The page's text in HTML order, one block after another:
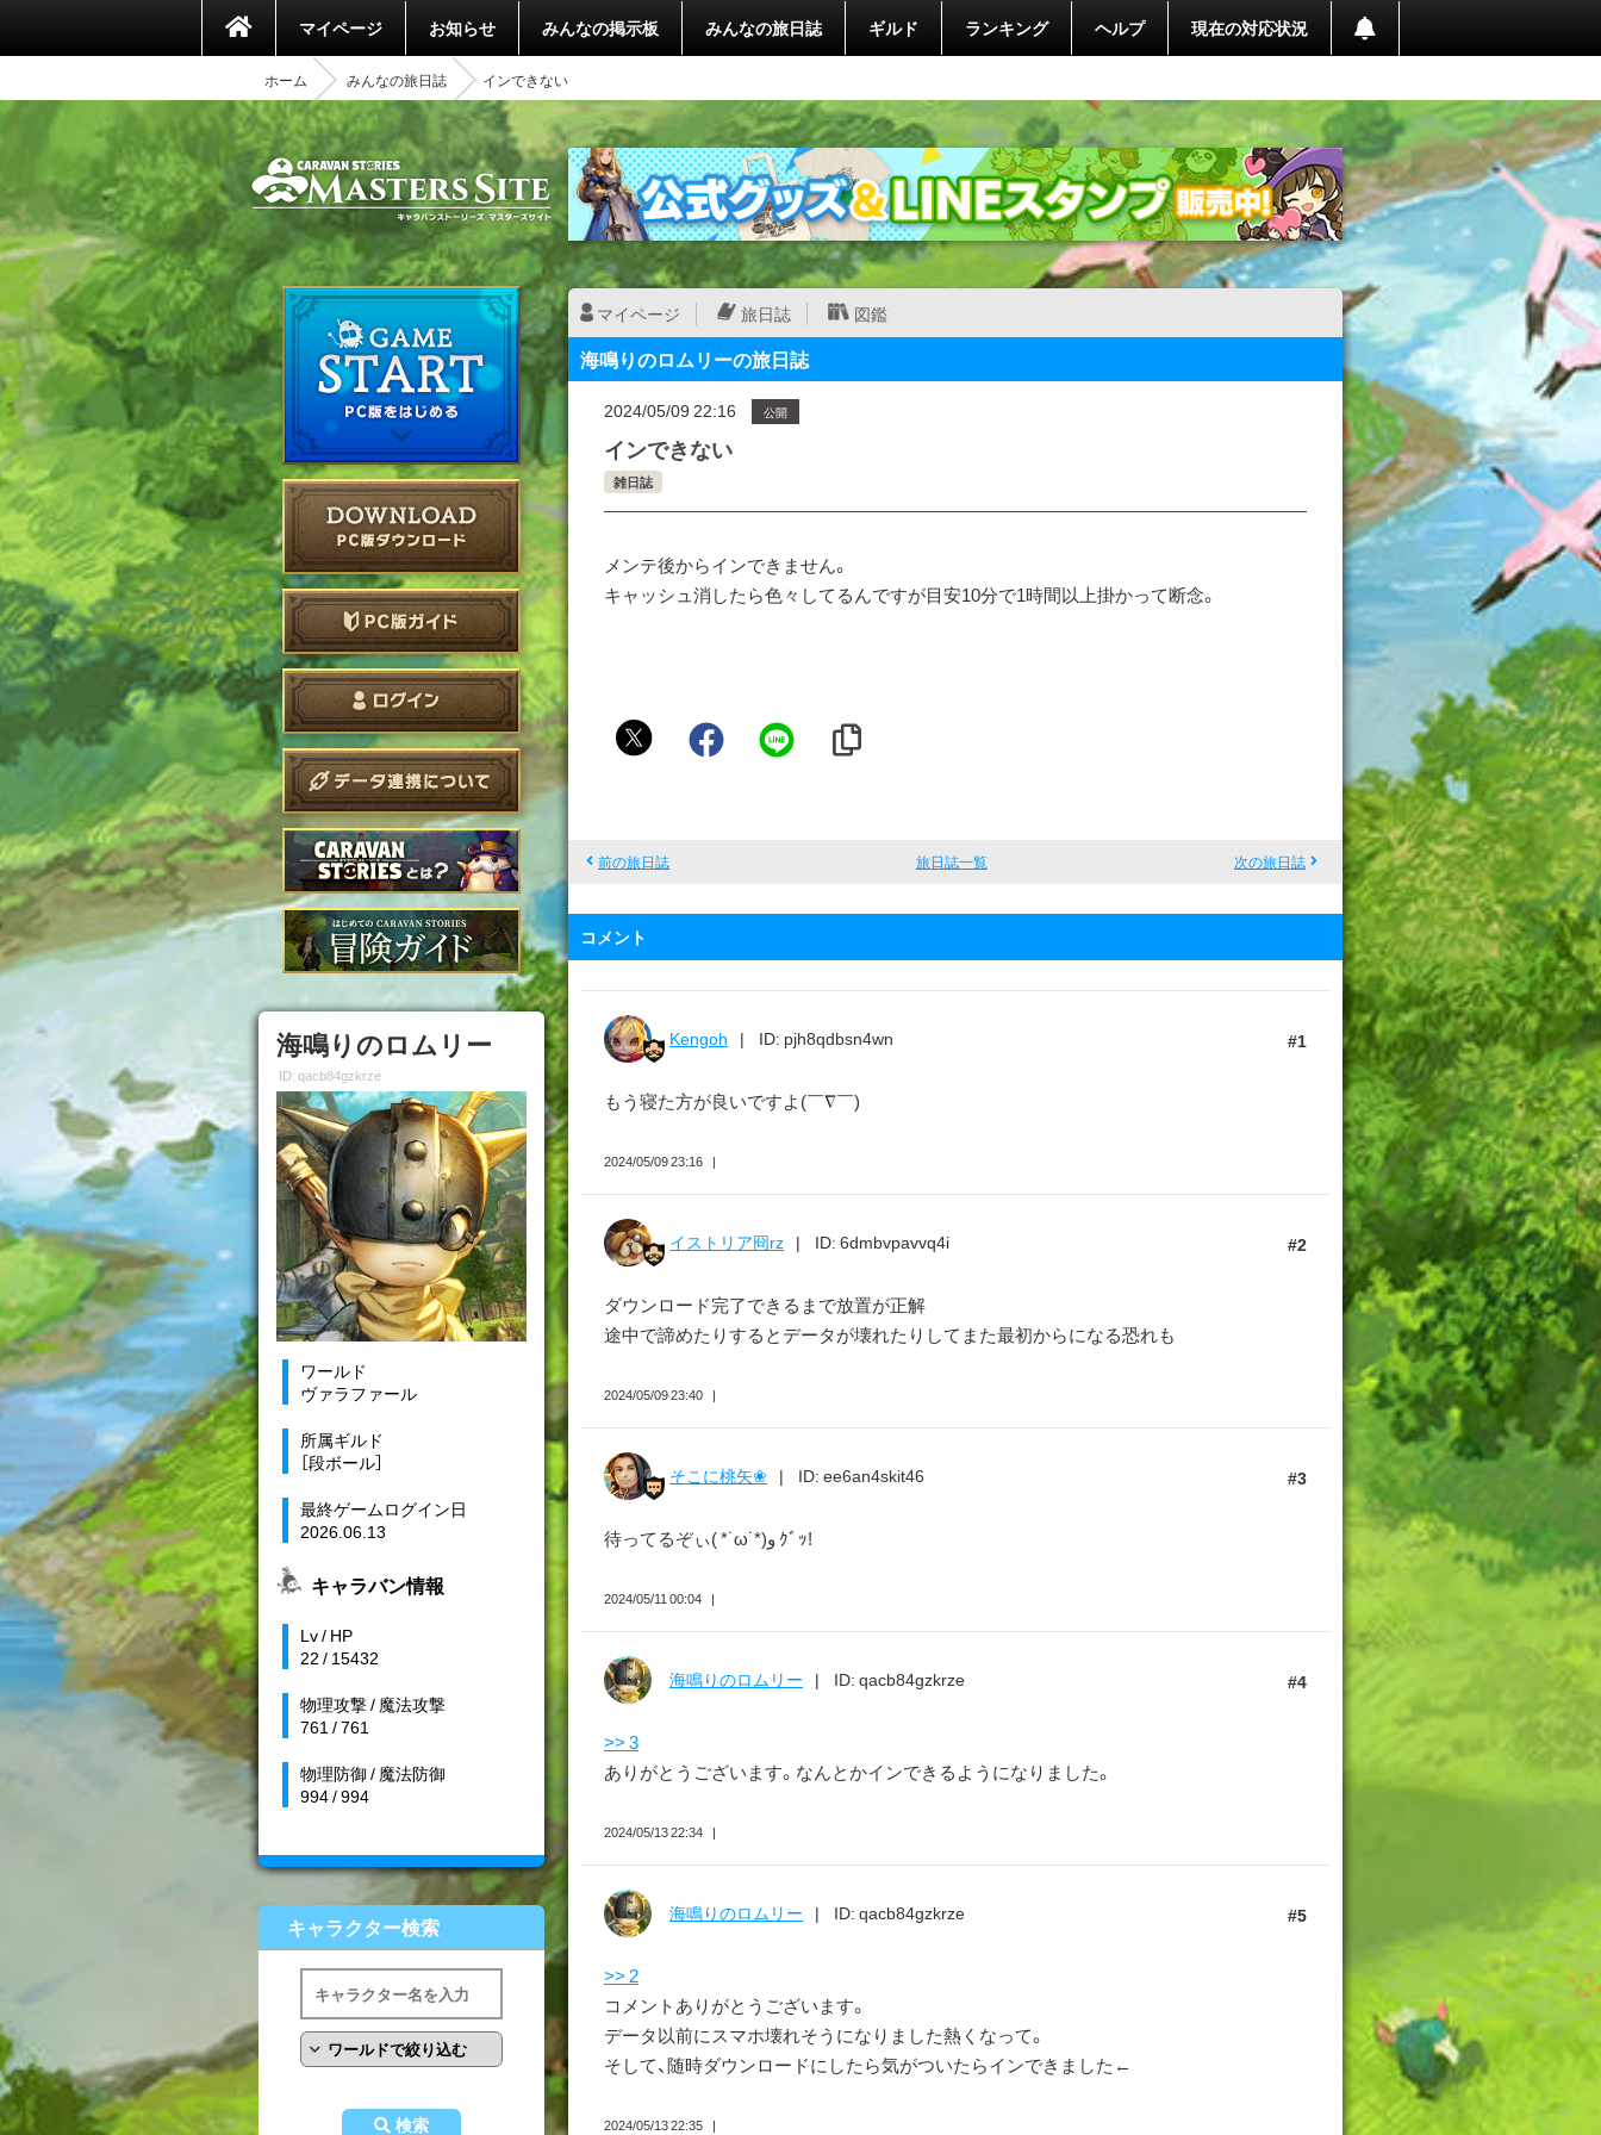
マイページ お知らせ みんなの掲示板 みんなの旅日誌 ギルド ランキング ヘルプ 現在の対応状況
ホーム みんなの旅日誌 インできない
海鳴りのロムリー
ID: qacb84gzkrze
ワールド
ヴァラファール
所属ギルド
［段ボール］
最終ゲームログイン日
2026.06.13
キャラバン情報
Lv / HP
22 / 15432
物理攻撃 / 魔法攻撃
761 / 761
物理防御 / 魔法防御
994 / 994
キャラクター検索
検索
マイページ 旅日誌 図鑑
海鳴りのロムリーの旅日誌
2024/05/09 22:16 公開
インできない
雑日誌
メンテ後からインできません。
キャッシュ消したら色々してるんですが目安10分で1時間以上掛かって断念。
海
ロ
リ
ー
前の旅日誌 旅日誌一覧 次の旅日誌
コメント
1
Kengoh ID: pjh8qdbsn4wn
もう寝た方が良いですよ(￣∇￣)
2024/05/09 23:16
2
イストリア冏rz ID: 6dmbvpavvq4i
ダウンロード完了できるまで放置が正解
途中で諦めたりするとデータが壊れたりしてまた最初からになる恐れも
2024/05/09 23:40
3
そこに桃矢❀ ID: ee6an4skit46
待ってるぞぃ( *˙ω˙*)و ｸﾞｯ!
2024/05/11 00:04
4
海鳴りのロムリー ID: qacb84gzkrze
>> 3
ありがとうございます。なんとかインできるようになりました。
2024/05/13 22:34
5
海鳴りのロムリー ID: qacb84gzkrze
>> 2
コメントありがとうございます。
データ以前にスマホ壊れそうになりました熱くなって。
そして、随時ダウンロードにしたら気がついたらインできました←
2024/05/13 22:35